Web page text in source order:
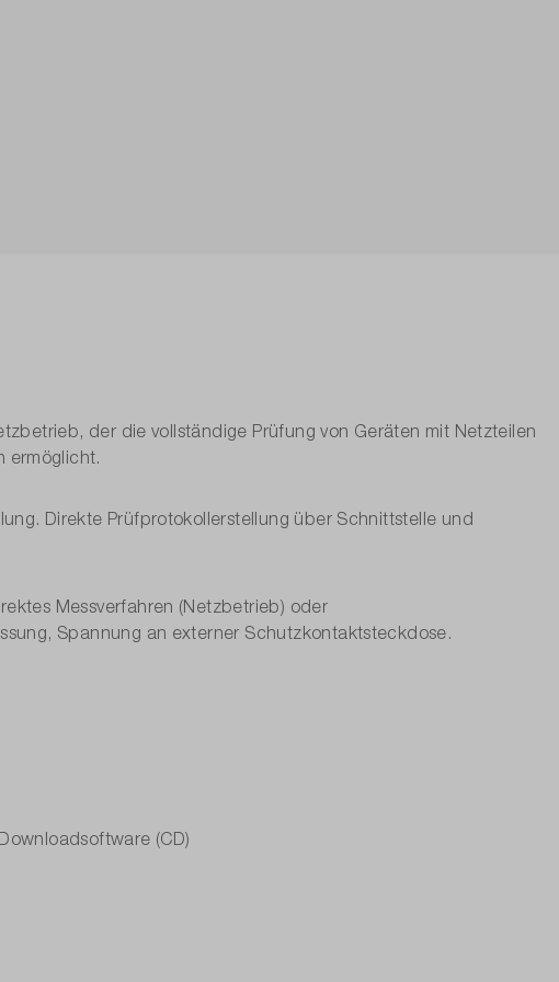
der die vollständige Prüfung von Geräten mit Netzteilen
ermöglicht.
Direkte Prüfprotokollerstellung über Schnittstelle und
Messverfahren (Netzbetrieb) oder
Spannung an externer Schutzkontaktsteckdose.
(CD)